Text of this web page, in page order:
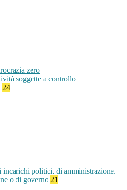
zero
soggette a controllo
24
incarichi politici, di amministrazione,
o di governo 21